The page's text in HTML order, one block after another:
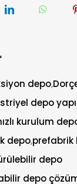
depo,
depo
kurulum
depo,prefabrik
depo
depo